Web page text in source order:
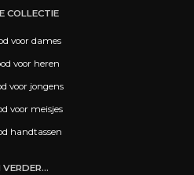
COLLECTIE
voor dames
voor heren
voor jongens
voor meisjes
handtassen
VERDER...